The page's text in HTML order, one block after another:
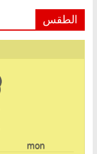
الطقس
mon